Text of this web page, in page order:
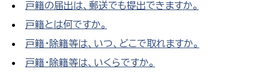
戸籍の届出は、郵送でも提出できますか。
戸籍とは何ですか。
戸籍・除籍等は、いつ、どこで取れますか。
戸籍・除籍等は、いくらですか。